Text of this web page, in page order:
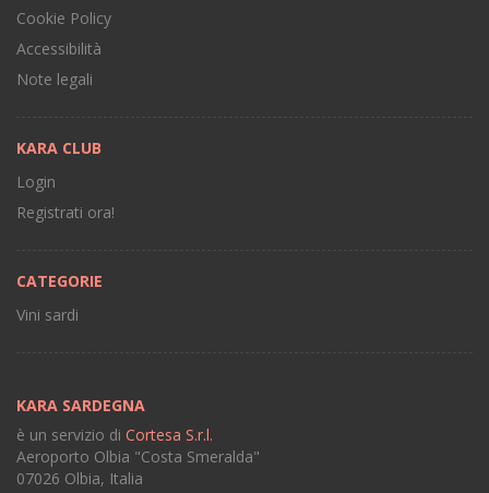
Cookie Policy
Accessibilità
Note legali
KARA CLUB
Login
Registrati ora!
CATEGORIE
Vini sardi
KARA SARDEGNA
è un servizio di Cortesa S.r.l.
Aeroporto Olbia "Costa Smeralda"
07026 Olbia, Italia